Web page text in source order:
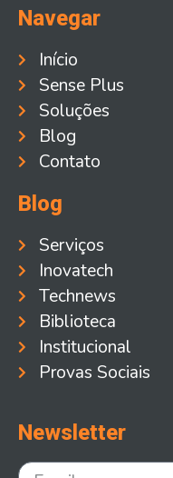
Navegar
Início
Sense Plus
Soluções
Blog
Contato
Blog
Serviços
Inovatech
Technews
Biblioteca
Institucional
Provas Sociais
Newsletter